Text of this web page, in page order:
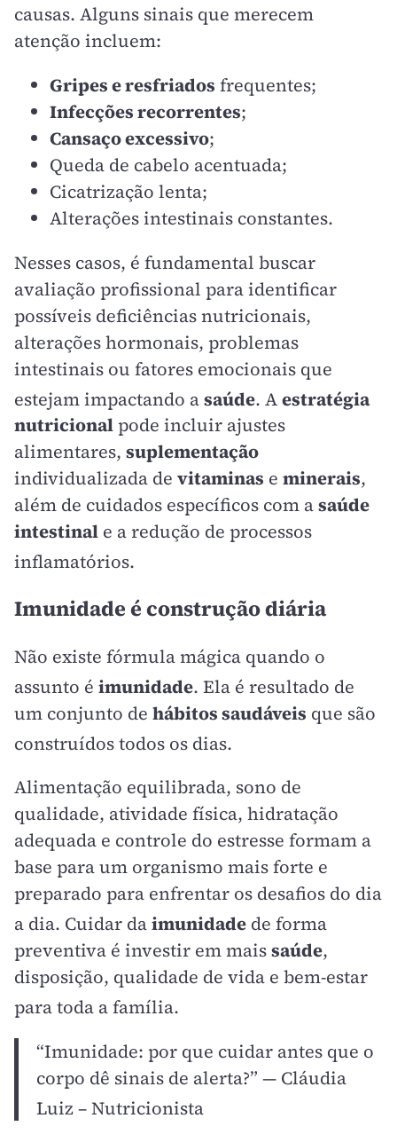
causas. Alguns sinais que merecem
atenção incluem:
Gripes e resfriados frequentes;
Infecções recorrentes;
Cansaço excessivo;
Queda de cabelo acentuada;
Cicatrização lenta;
Alterações intestinais constantes.
Nesses casos, é fundamental buscar
avaliação profissional para identificar
possíveis deficiências nutricionais,
alterações hormonais, problemas
intestinais ou fatores emocionais que
estejam impactando asaúde. Aestratégia
nutricionalpode incluir ajustes
alimentares, suplementação
individualizada de vitaminas e minerais,
além de cuidados específicos com asaúde
intestinal e a redução de processos
inflamatórios.
Imunidade é construção diária
Não existe fórmula mágica quando o
assunto é imunidade. Ela é resultado de
um conjunto de hábitos saudáveis que são
construídos todos os dias.
Alimentação equilibrada, sono de
qualidade, atividade física, hidratação
adequada e controle do estresse formam a
base para um organismo mais forte e
preparado para enfrentar os desafios do dia
a dia. Cuidar daimunidade de forma
preventiva é investir em maissaúde,
disposição, qualidade de vida e bem-estar
para toda a família.
“Imunidade: por que cuidar antes que o
corpo dê sinais de alerta?” — Cláudia
Luiz – Nutricionista